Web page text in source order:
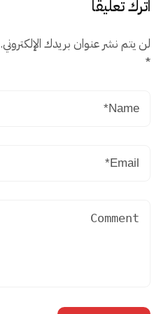
اترك تعليقاً
لن يتم نشر عنوان بريدك الإلكتروني.
*